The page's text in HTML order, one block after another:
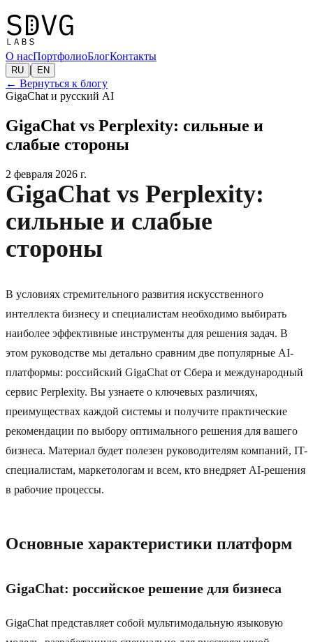
О насПортфолиоБлогКонтакты
RU | EN
← Вернуться к блогу
GigaChat и русский AI
GigaChat vs Perplexity: сильные и
слабые стороны
2 февраля 2026 г.
GigaChat vs Perplexity:
сильные и слабые
стороны
В условиях стремительного развития искусственного
интеллекта бизнесу и специалистам необходимо выбирать
наиболее эффективные инструменты для решения задач. В
этом руководстве мы детально сравним две популярные AI-
платформы: российский GigaChat от Сбера и международный
сервис Perplexity. Вы узнаете о ключевых различиях,
преимуществах каждой системы и получите практические
рекомендации по выбору оптимального решения для вашего
бизнеса. Материал будет полезен руководителям компаний, IT-
специалистам, маркетологам и всем, кто внедряет AI-решения
в рабочие процессы.
Основные характеристики платформ
GigaChat: российское решение для бизнеса
GigaChat представляет собой мультимодальную языковую